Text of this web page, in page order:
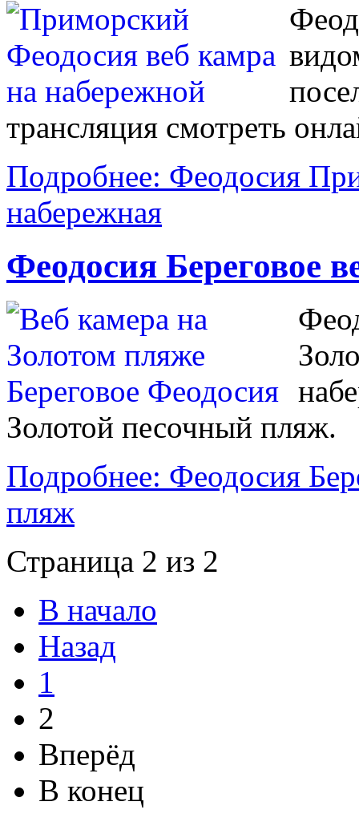
трансляция смотреть
Подробнее: Феодосия
набережная
Феодосия Береговое
Золотой песочный пляж.
Подробнее: Феодосия
пляж
Страница 2 из 2
В начало
Назад
1
2
Вперёд
В конец